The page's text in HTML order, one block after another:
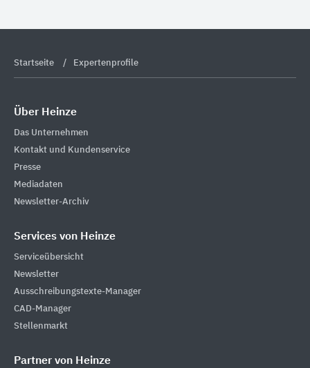
Startseite Expertenprofile
Über Heinze
Das Unternehmen
Kontakt und Kundenservice
Presse
Mediadaten
Newsletter-Archiv
Services von Heinze
Serviceübersicht
Newsletter
Ausschreibungstexte-Manager
CAD-Manager
Stellenmarkt
Partner von Heinze